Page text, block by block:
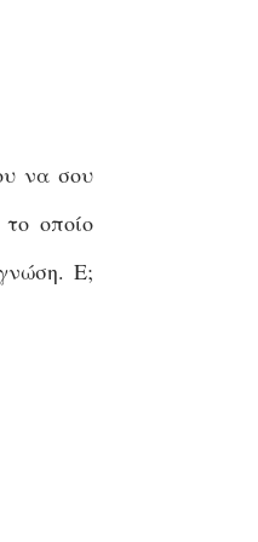
να σου
οποίο
Ε;